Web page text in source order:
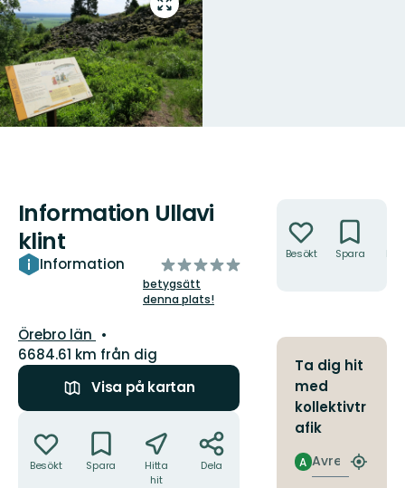
Gå
till
helskärmsläge
Information Ullavi
klint
Information
av
5
stjärnor
betygsätt
denna plats!
Län:
Örebro län
6684.61 km från dig
Visa på kartan
Besökt Spara
Hitta
hit
Dela
Besökt Spara
Ta dig hit
med
kollektivtr
afik
Avresa
A
Hitta